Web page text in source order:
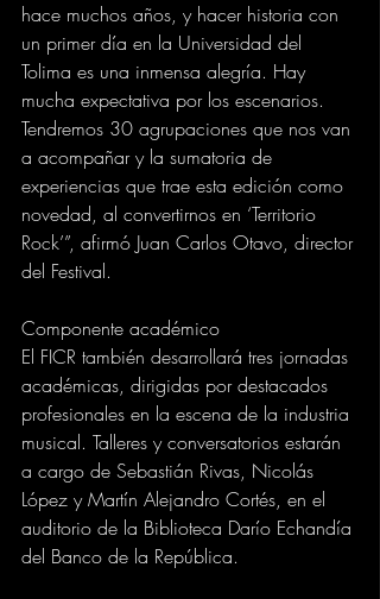
hace muchos años, y hacer historia con
un primer día en la Universidad del
Tolima es una inmensa alegría. Hay
mucha expectativa por los escenarios.
Tendremos 30 agrupaciones que nos van
a acompañar y la sumatoria de
experiencias que trae esta edición como
novedad, al convertirnos en ‘Territorio
Rock’”, afirmó Juan Carlos Otavo, director
del Festival.
Componente académico
El FICR también desarrollará tres jornadas
académicas, dirigidas por destacados
profesionales en la escena de la industria
musical. Talleres y conversatorios estarán
a cargo de Sebastián Rivas, Nicolás
López y Martín Alejandro Cortés, en el
auditorio de la Biblioteca Darío Echandía
del Banco de la República.